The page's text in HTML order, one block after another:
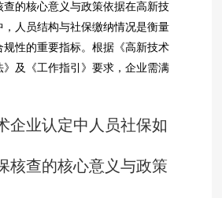
查的核心意义与政策依据在高新技
，人员结构与社保缴纳情况是衡量
规性的重要指标。根据《高新技术
》及《工作指引》要求，企业需满
企业认定中人员社保如
核查的核心意义与政策